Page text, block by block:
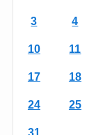
3 4
10 11
17 18
24 25
31